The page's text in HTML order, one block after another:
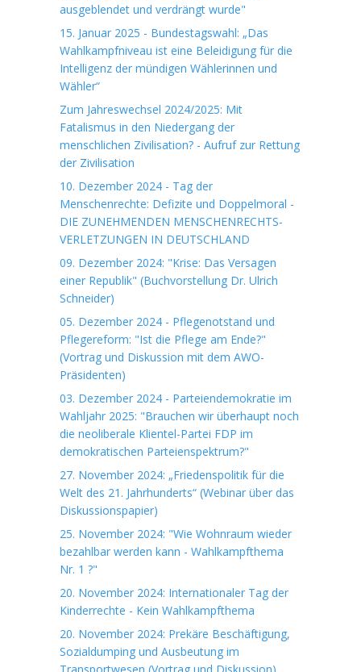
ausgeblendet und verdrängt wurde"
15. Januar 2025 - Bundestagswahl: „Das
Wahlkampfniveau ist eine Beleidigung für die
Intelligenz der mündigen Wählerinnen und
Wähler“
Zum Jahreswechsel 2024/2025: Mit
Fatalismus in den Niedergang der
menschlichen Zivilisation? - Aufruf zur Rettung
der Zivilisation
10. Dezember 2024 - Tag der
Menschenrechte: Defizite und Doppelmoral -
DIE ZUNEHMENDEN MENSCHENRECHTS-
VERLETZUNGEN IN DEUTSCHLAND
09. Dezember 2024: "Krise: Das Versagen
einer Republik" (Buchvorstellung Dr. Ulrich
Schneider)
05. Dezember 2024 - Pflegenotstand und
Pflegereform: "Ist die Pflege am Ende?"
(Vortrag und Diskussion mit dem AWO-
Präsidenten)
03. Dezember 2024 - Parteiendemokratie im
Wahljahr 2025: "Brauchen wir überhaupt noch
die neoliberale Klientel-Partei FDP im
demokratischen Parteienspektrum?"
27. November 2024: „Friedenspolitik für die
Welt des 21. Jahrhunderts“ (Webinar über das
Diskussionspapier)
25. November 2024: "Wie Wohnraum wieder
bezahlbar werden kann - Wahlkampfthema
Nr. 1 ?"
20. November 2024: Internationaler Tag der
Kinderrechte - Kein Wahlkampfthema
20. November 2024: Prekäre Beschäftigung,
Sozialdumping und Ausbeutung im